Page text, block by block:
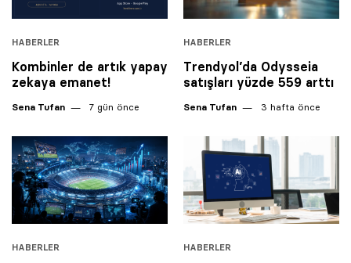
HABERLER
Kombinler de artık yapay
zekaya emanet!
Sena Tufan 7 gün önce
HABERLER
Trendyol’da Odysseia
satışları ‎yüzde 559 arttı
Sena Tufan 3 hafta önce
HABERLER HABERLER